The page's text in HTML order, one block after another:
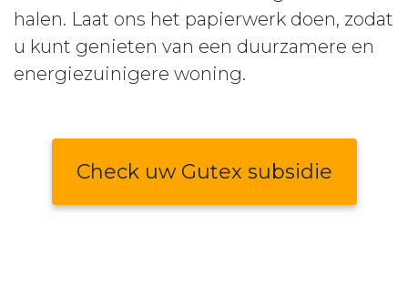
halen. Laat ons het papierwerk doen, zodat
u kunt genieten van een duurzamere en
energiezuinigere woning.
Check uw Gutex subsidie